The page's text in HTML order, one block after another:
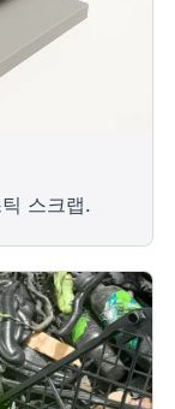
스크랩.